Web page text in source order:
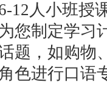
12人小班授
您制定学习
题，如购物
色进行口语